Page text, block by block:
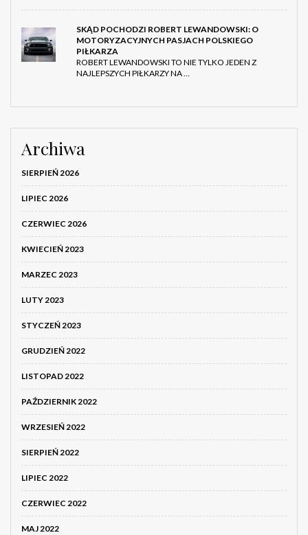
SKĄD POCHODZI ROBERT LEWANDOWSKI: O
MOTORYZACYJNYCH PASJACH POLSKIEGO
PIŁKARZA
ROBERT LEWANDOWSKI TO NIE TYLKO JEDEN Z
NAJLEPSZYCH PIŁKARZY NA …
Archiwa
SIERPIEŃ 2026
LIPIEC 2026
CZERWIEC 2026
KWIECIEŃ 2023
MARZEC 2023
LUTY 2023
STYCZEŃ 2023
GRUDZIEŃ 2022
LISTOPAD 2022
PAŹDZIERNIK 2022
WRZESIEŃ 2022
SIERPIEŃ 2022
LIPIEC 2022
CZERWIEC 2022
MAJ 2022